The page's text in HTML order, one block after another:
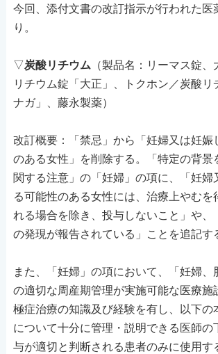
今回、添付文書の改訂指示が行われた医
り。
▽炭酸リチウム （製品名：リーマス錠
リチウム錠「大正」、トクホン／炭酸リ
ナガ」、藤永製薬）
改訂概要：「禁忌」から「妊婦又は妊娠
のある女性」を削除する。「特定の背景
関する注意」の「妊婦」の項に、「妊婦
る可能性のある女性には、治療上やむを
れる場合を除き、投与しないこと」や、
の発現が報告されている」ことを追記す
また、「妊婦」の項において、「妊婦、
の適切な周産期管理が実施可能な医療施
極症治療の知識及び経験を有し、以下の
について十分に管理・説明できる医師の
与が適切と判断される患者のみに使用す